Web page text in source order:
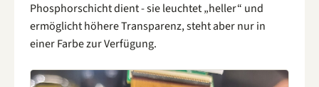
Phosphorschicht dient - sie leuchtet „heller“ und
ermöglicht höhere Transparenz, steht aber nur in
einer Farbe zur Verfügung.